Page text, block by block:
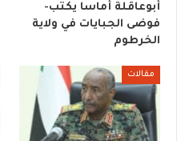
أبوعاقلة أماسا يكتب-
فوضى الجبايات في ولاية
الخرطوم
مقالات